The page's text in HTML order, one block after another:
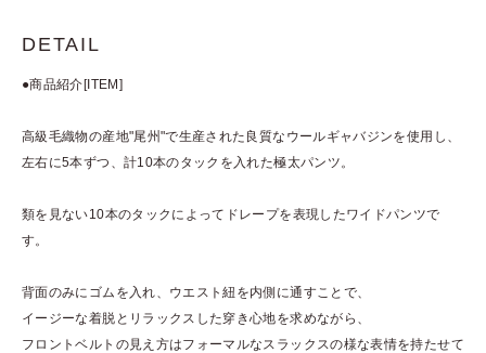
DETAIL
●商品紹介[ITEM]
高級毛織物の産地"尾州"で生産された良質なウールギャバジンを使用し、
左右に5本ずつ、計10本のタックを入れた極太パンツ。
類を見ない10本のタックによってドレープを表現したワイドパンツで
す。
背面のみにゴムを入れ、ウエスト紐を内側に通すことで、
イージーな着脱とリラックスした穿き心地を求めながら、
フロントベルトの見え方はフォーマルなスラックスの様な表情を持たせて